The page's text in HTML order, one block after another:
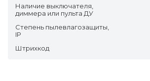
Наличие выключателя,
диммера или пульта ДУ
Степень пылевлагозащиты,
IP
Штрихкод